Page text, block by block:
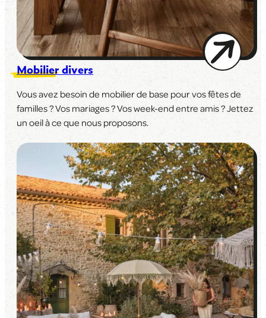
Mobilier divers
Vous avez besoin de mobilier de base pour vos fêtes de
familles ? Vos mariages ? Vos week-end entre amis ? Jettez
un oeil à ce que nous proposons.